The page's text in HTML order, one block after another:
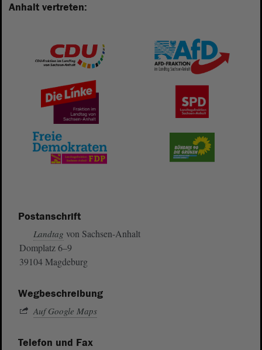
Anhalt vertreten:
Postanschrift
Landtag von Sachsen-Anhalt
Domplatz 6–9
39104 Magdeburg
Wegbeschreibung
Auf Google Maps
Telefon und Fax